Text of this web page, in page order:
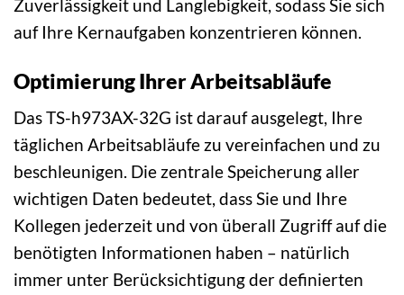
Zuverlässigkeit und Langlebigkeit, sodass Sie sich
auf Ihre Kernaufgaben konzentrieren können.
Optimierung Ihrer Arbeitsabläufe
Das TS-h973AX-32G ist darauf ausgelegt, Ihre
täglichen Arbeitsabläufe zu vereinfachen und zu
beschleunigen. Die zentrale Speicherung aller
wichtigen Daten bedeutet, dass Sie und Ihre
Kollegen jederzeit und von überall Zugriff auf die
benötigten Informationen haben – natürlich
immer unter Berücksichtigung der definierten